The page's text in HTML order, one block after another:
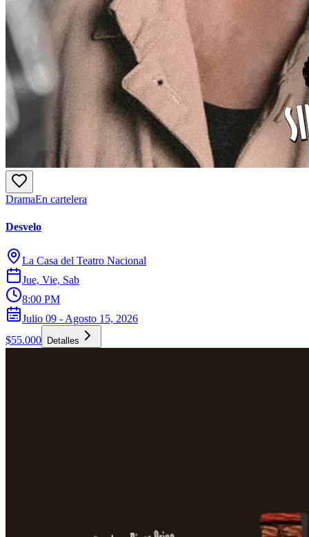
DramaEn cartelera
Desvelo
La Casa del Teatro Nacional
Jue, Vie, Sab
8:00 PM
Julio 09 - Agosto 15, 2026
$55.000
Detalles